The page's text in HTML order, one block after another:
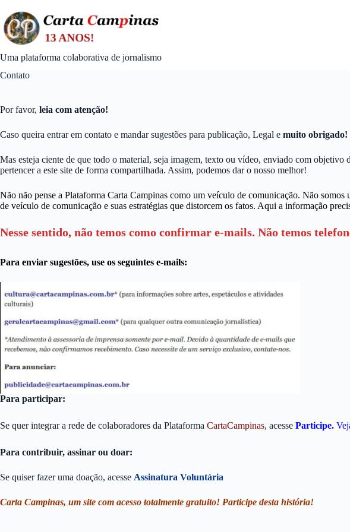
content
Uma plataforma colaborativa de jornalismo
Contato
Por favor, leia com atenção!
Caso queira entrar em contato e mandar sugestões para publicação, Legal e muito obrigado!
Mas esteja ciente de que todo o material, seja imagem, texto ou vídeo, enviado com
pertencer a este site de forma compartilhada. Assim, podemos dar o nosso melhor!
Não não pense a Plataforma Carta Campinas como um veículo de comunicação. Não
de veículo de comunicação e suas estratégias que distorcem os fatos. Aqui a informação
Nesse sentido, não temos como confirmar e-mails. Não temos
Para enviar sugestões, use os seguintes e-mails:
Para participar:
Se quer integrar a rede de colaboradores da Plataforma CartaCampinas, acesse Participe.
Para contribuir, assinar ou doar:
Se quiser fazer uma doação, acesse Assinatura Voluntária
Carta Campinas, um site com acesso totalmente gratuito! Participe desta história!